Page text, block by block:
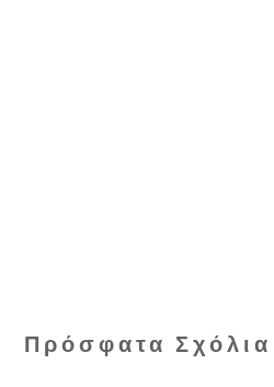
Πρόσφατα Σχόλια